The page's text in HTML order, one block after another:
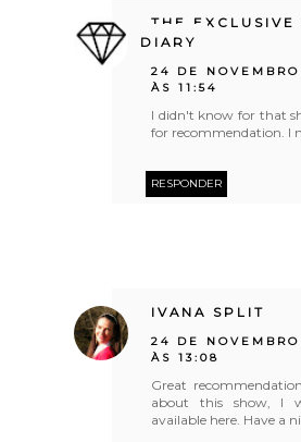
THE EXCLUSIVE
DIARY
24 DE
ÀS 11:54
I didn't know for that
for recommendation. I
RESPONDER
IVANA SPLIT
24 DE
ÀS 13:08
Great
about this show, I
available here. Have a